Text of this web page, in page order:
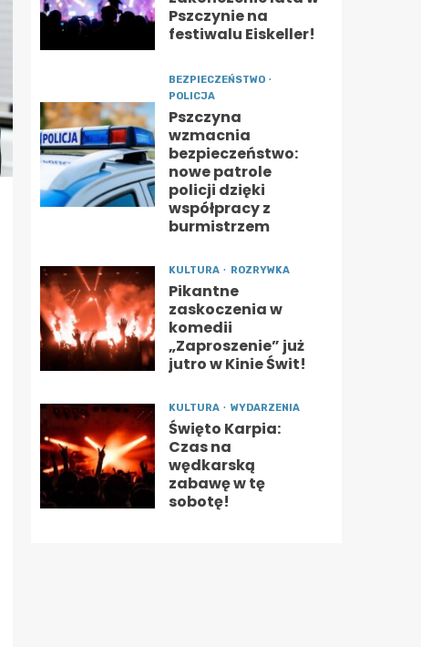
Pszczynie na
festiwalu Eiskeller!
BEZPIECZEŃSTWO
POLICJA
Pszczyna
wzmacnia
bezpieczeństwo:
nowe patrole
policji dzięki
współpracy z
burmistrzem
KULTURA ROZRYWKA
Pikantne
zaskoczenia w
komedii
„Zaproszenie” już
jutro w Kinie Świt!
KULTURA WYDARZENIA
Święto Karpia:
Czas na
wędkarską
zabawę w tę
sobotę!